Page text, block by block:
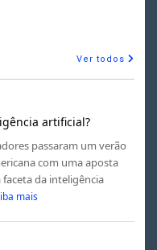
Ver todos
artificial?
passaram um verão
com uma aposta
da inteligência
mais